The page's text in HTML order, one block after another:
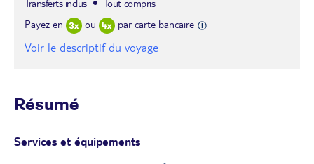
Transferts inclus
Tout compris
Payez en
ou par carte bancaire
Voir le descriptif du voyage
Résumé
Services et équipements